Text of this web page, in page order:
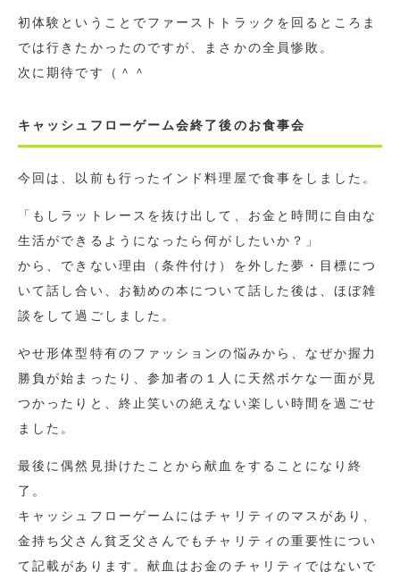
初体験ということでファーストトラックを回るところま
では行きたかったのですが、まさかの全員惨敗。
次に期待です（＾＾
キャッシュフローゲーム会終了後のお食事会
今回は、以前も行ったインド料理屋で食事をしました。
「もしラットレースを抜け出して、お金と時間に自由な
生活ができるようになったら何がしたいか？」
から、できない理由（条件付け）を外した夢・目標につ
いて話し合い、お勧めの本について話した後は、ほぼ雑
談をして過ごしました。
やせ形体型特有のファッションの悩みから、なぜか握力
勝負が始まったり、参加者の１人に天然ボケな一面が見
つかったりと、終止笑いの絶えない楽しい時間を過ごせ
ました。
最後に偶然見掛けたことから献血をすることになり終
了。
キャッシュフローゲームにはチャリティのマスがあり、
金持ち父さん貧乏父さんでもチャリティの重要性につい
て記載があります。献血はお金のチャリティではないで